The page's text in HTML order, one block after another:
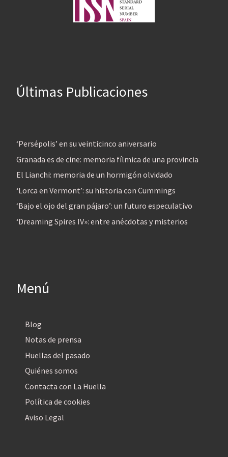
Últimas Publicaciones
‘Persépolis’ en su veinticinco aniversario
Granada es de cine: memoria fílmica de una provincia
El Lianchi: memoria de un hormigón olvidado
‘Lorca en Vermont’: su historia con Cummings
‘Bajo el ojo del gran pájaro’: un futuro especulativo
‘Dreaming Spires IV»: entre anécdotas y misterios
Menú
Blog
Notas de prensa
Huellas del pasado
Quiénes somos
Contacta con La Huella
Política de cookies
Aviso Legal